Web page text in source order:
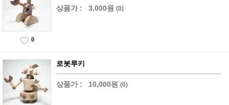
상품가 : 3,000원 (0)
0
로봇루키
상품가 : 10,000원 (0)